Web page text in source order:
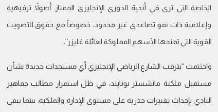
الخاصة التي ترى في أندية الدوري الإنجليزي الممتاز أصولاً ترفيهية
وإعلامية ذات نمو تصاعدي غير محدود، خصوصاً مع حقوق التصويت
القوية التي تمنحها الأسهم المملوكة لعائلة غليزر".
واختتمت "يترقب الشارع الرياضي الإنجليزي أي مستجدات جديدة بشأن
مستقبل ملكية مانشستر يونايتد، في ظل استمرار مطالب جماهير
النادي بإحداث تغييرات جذرية على مستوى الإدارة والملكية، بينما يبقى